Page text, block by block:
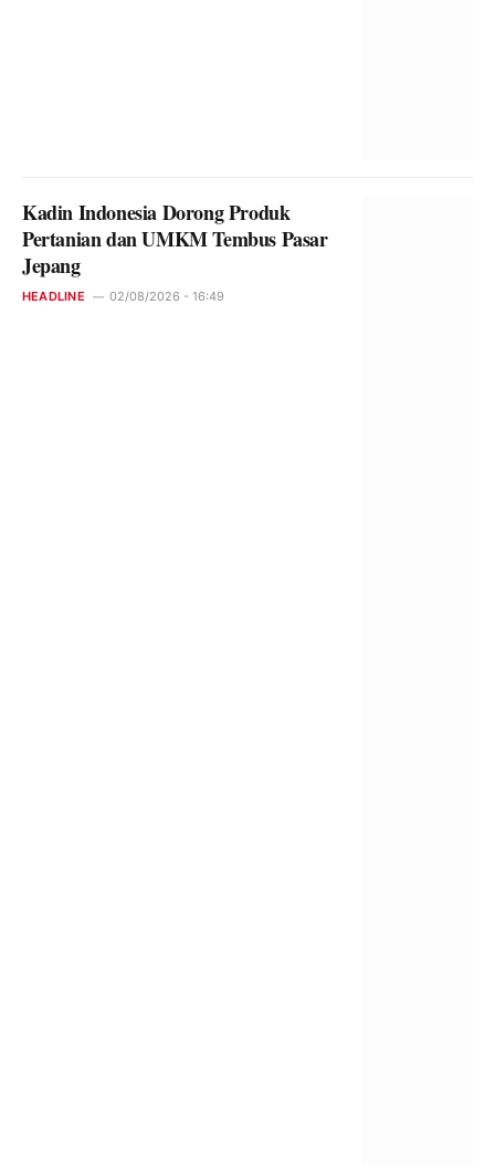
Kadin Indonesia Dorong Produk
Pertanian dan UMKM Tembus Pasar
Jepang
HEADLINE 02/08/2026 - 16:49